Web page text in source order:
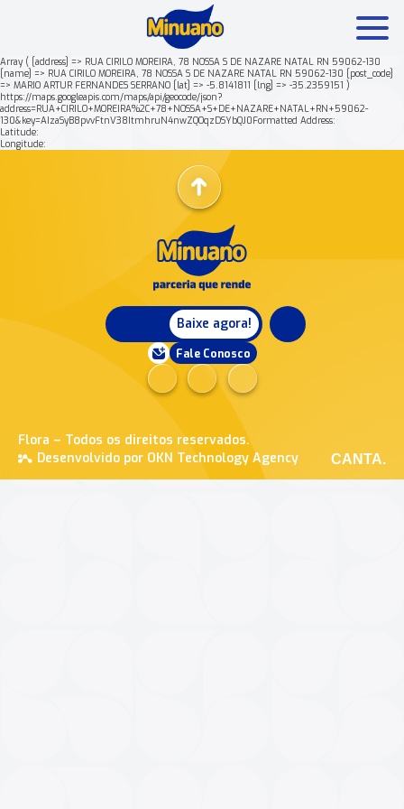
Array ( [address] => RUA CIRILO MOREIRA, 78 NOSSA S DE NAZARE NATAL RN 59062-130
[name] => RUA CIRILO MOREIRA, 78 NOSSA S DE NAZARE NATAL RN 59062-130 [post_code]
=> MARIO ARTUR FERNANDES SERRANO [lat] => -5.8141811 [lng] => -35.2359151 )
https://maps.googleapis.com/maps/api/geocode/json?
address=RUA+CIRILO+MOREIRA%2C+78+NOSSA+S+DE+NAZARE+NATAL+RN+59062-
130&key=AIzaSyB8pvvFtnV38ItmhruN4nwZQOqzDSYbQJ0Formatted Address:
Latitude:
Longitude:
Baixe agora!
Fale Conosco
Flora – Todos os direitos reservados.
Desenvolvido por OKN Technology Agency
CANTA.
Mais buscados: Produtos Minuano Rende +
Nossa história